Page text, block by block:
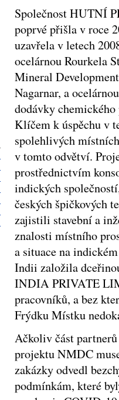
Společnost HUTNÍ
poprvé přišla v roce
uzavřela v letech
ocelárnou Rourkela
Mineral
Nagarnar, a
dodávky chemického
Klíčem k úspěchu v
spolehlivých
v tomto odvětví.
prostřednictvím
indických
českých špičkových
zajistili stavební a
znalosti místního
a situace na
Indii založila
INDIA PRIVATE
pracovníků, a bez
Frýdku Místku
Ačkoliv část
projektu NMDC
zakázky odvedl
podmínkám, které